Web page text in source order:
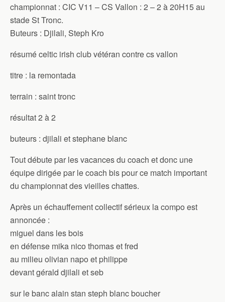
championnat : CIC V11 – CS Vallon : 2 – 2 à 20H15 au
stade St Tronc.
Buteurs : Djilali, Steph Kro
résumé celtic irish club vétéran contre cs vallon
titre : la remontada
terrain : saint tronc
résultat 2 à 2
buteurs : djilali et stephane blanc
Tout débute par les vacances du coach et donc une
équipe dirigée par le coach bis pour ce match important
du championnat des vieilles chattes.
Après un échauffement collectif sérieux la compo est
annoncée :
miguel dans les bois
en défense mika nico thomas et fred
au milieu olivian napo et philippe
devant gérald djilali et seb
sur le banc alain stan steph blanc boucher